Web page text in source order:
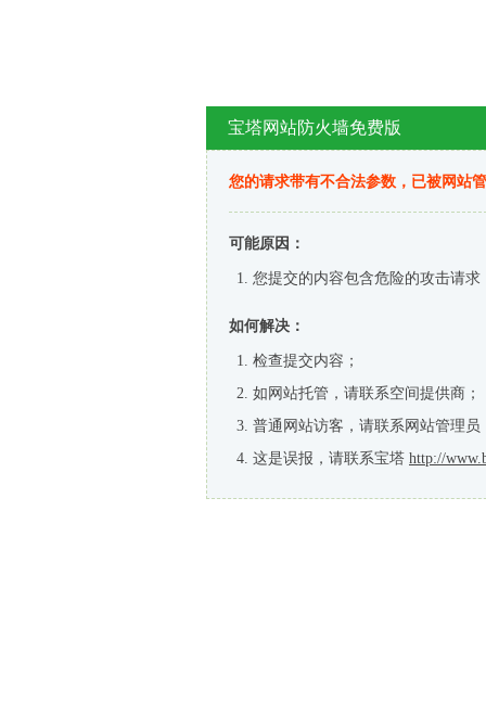
宝塔网站防火墙免费版
您的请求带有不合法参数，已被网站
可能原因：
您提交的内容包含危险的攻击请求
如何解决：
检查提交内容；
如网站托管，请联系空间提供商；
普通网站访客，请联系网站管理员
这是误报，请联系宝塔 http://